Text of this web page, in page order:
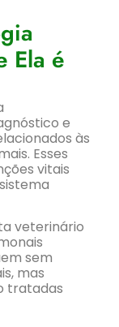
Ela é
e
às
Esses
vitais
veterinário
sem
mas
tratadas